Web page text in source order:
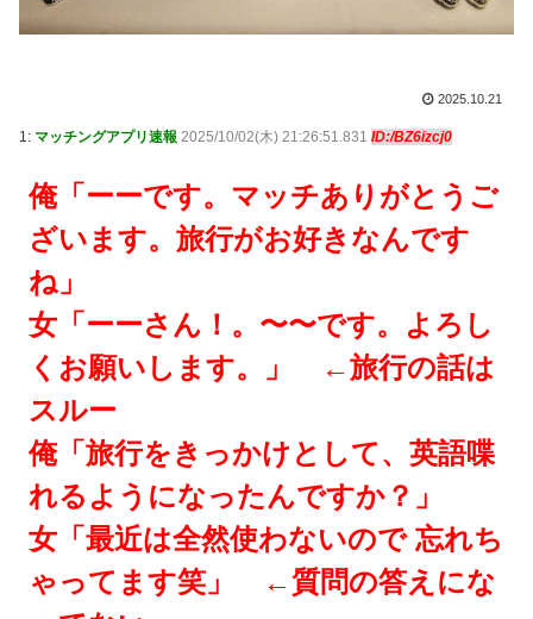
2025.10.21
1: マッチングアプリ速報 2025/10/02(木) 21:26:51.831 ID:/BZ6izcj0
俺「ーーです。マッチありがとうご
ざいます。旅行がお好きなんです
ね」
女「ーーさん！。〜〜です。よろし
くお願いします。」 ←旅行の話は
スルー
俺「旅行をきっかけとして、英語喋
れるようになったんですか？」
女「最近は全然使わないので 忘れち
ゃってます笑」 ←質問の答えにな